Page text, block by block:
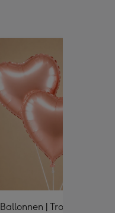
Ballonnen | Tros van 3 |